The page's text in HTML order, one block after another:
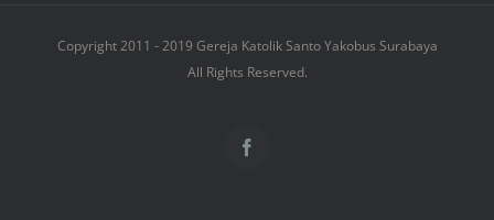
Copyright 2011 - 2019 Gereja Katolik Santo Yakobus Surabaya
All Rights Reserved.
Facebook